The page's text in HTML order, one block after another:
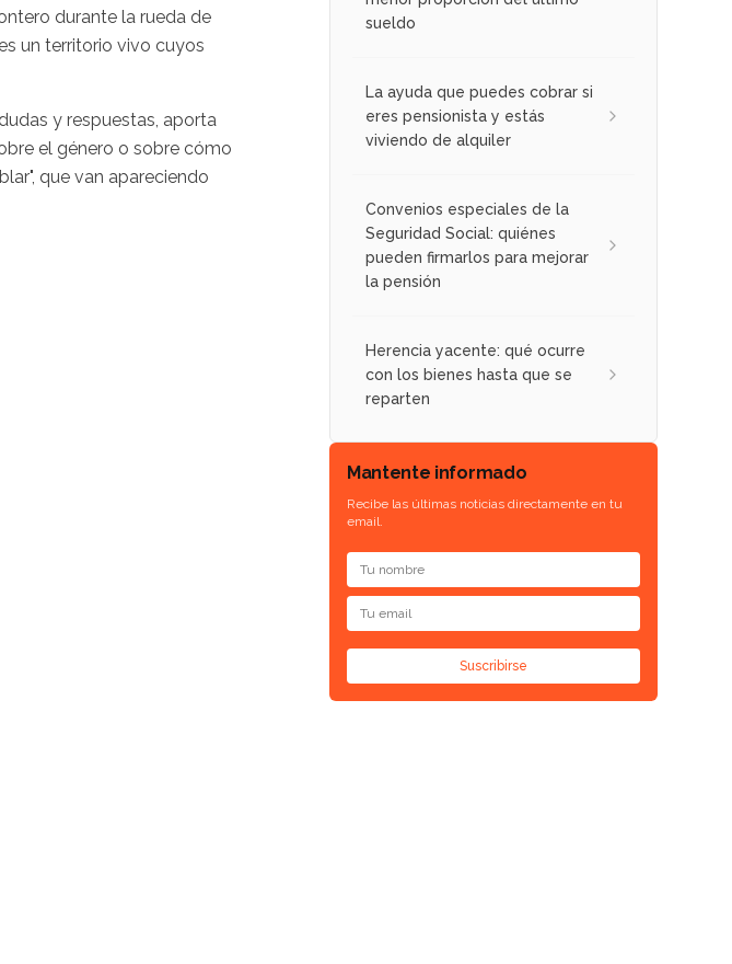
durante la rueda de
un territorio vivo cuyos
y respuestas, aporta
el género o sobre cómo
que van apareciendo
sueldo
La ayuda que puedes cobrar si
eres pensionista y estás
viviendo de alquiler
Convenios especiales de la
Seguridad Social: quiénes
pueden firmarlos para mejorar
la pensión
Herencia yacente: qué ocurre
con los bienes hasta que se
reparten
Mantente informado
Recibe las últimas noticias directamente en tu
email.
Suscribirse